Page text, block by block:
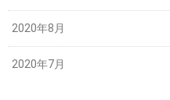
2020年8月
2020年7月